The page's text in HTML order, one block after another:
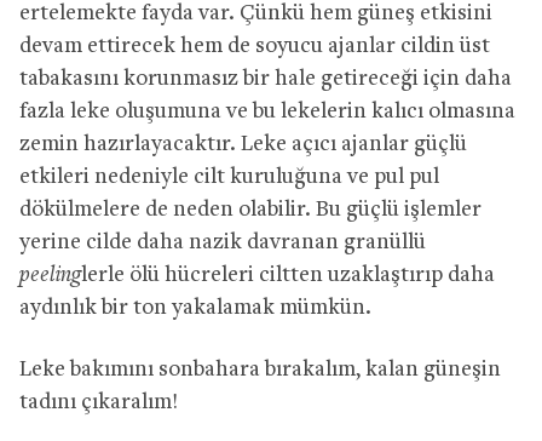
ertelemekte fayda var. Çünkü hem güneş etkisini
devam ettirecek hem de soyucu ajanlar cildin üst
tabakasını korunmasız bir hale getireceği için daha
fazla leke oluşumuna ve bu lekelerin kalıcı olmasına
zemin hazırlayacaktır. Leke açıcı ajanlar güçlü
etkileri nedeniyle cilt kuruluğuna ve pul pul
dökülmelere de neden olabilir. Bu güçlü işlemler
yerine cilde daha nazik davranan granüllü
peelinglerle ölü hücreleri ciltten uzaklaştırıp daha
aydınlık bir ton yakalamak mümkün.
Leke bakımını sonbahara bırakalım, kalan güneşin
tadını çıkaralım!